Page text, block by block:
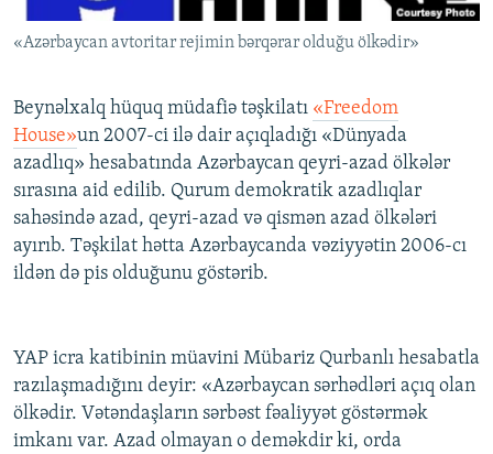
İZ - MƏDƏNIYYƏT PROQRAMI
MATERIALLARIMIZDAN ISTIFADƏ
AZADLIQRADIOSU MOBIL TELEFONUNUZDA
XƏBƏR BÜLLETENLƏRIMIZ
RFE/RL-in bütün saytları
«Azərbaycan avtoritar rejimin bərqərar olduğu ölkədir»
Beynəlxalq hüquq müdafiə təşkilatı «Freedom
House»un 2007-ci ilə dair açıqladığı «Dünyada
azadlıq» hesabatında Azərbaycan qeyri-azad ölkələr
sırasına aid edilib. Qurum demokratik azadlıqlar
sahəsində azad, qeyri-azad və qismən azad ölkələri
ayırıb. Təşkilat hətta Azərbaycanda vəziyyətin 2006-cı
ildən də pis olduğunu göstərib.
YAP icra katibinin müavini Mübariz Qurbanlı hesabatla
razılaşmadığını deyir: «Azərbaycan sərhədləri açıq olan
ölkədir. Vətəndaşların sərbəst fəaliyyət göstərmək
imkanı var. Azad olmayan o deməkdir ki, orda